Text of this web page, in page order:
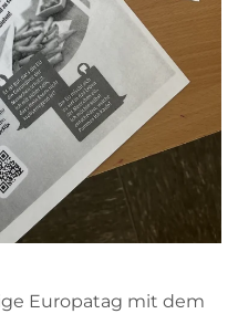
Europatag mit dem